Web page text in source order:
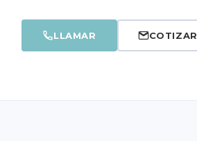
LLAMAR COTIZAR